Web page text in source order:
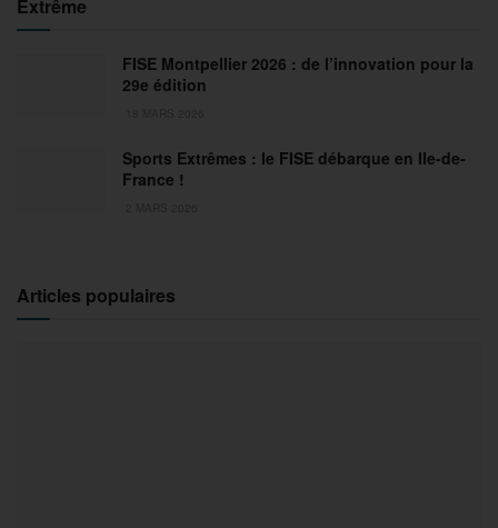
Extrême
FISE Montpellier 2026 : de l’innovation pour la
29e édition
Sports Extrêmes : le FISE débarque en Ile-de-
France !
Articles populaires